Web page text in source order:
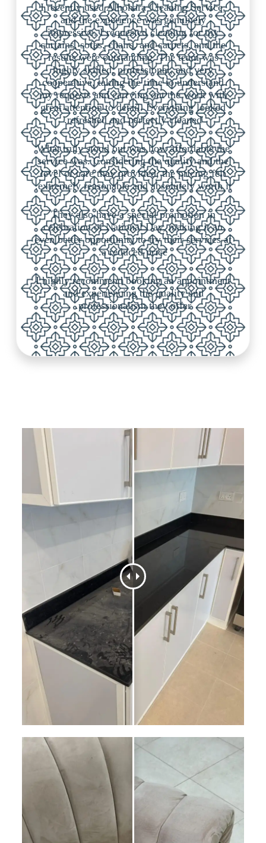
I recently used Alhohara Cleaning Service,
and the experience was genuinely
impressive. I requested cleaning for my
curtains, sofas, chairs, and carpets, and the
results were outstanding. The team was
highly skilled, professional, and very
cooperative, taking the time to understand
my requests and carrying out the work with
great attention to detail. Everything looked
refreshed and perfectly cleaned.
What truly stood out was how affordable the
service was. Considering the quality and the
level of care they provided, the pricing felt
extremely reasonable and absolutely worth it.
They also have a special promotion in
celebration of National Day, making it an
even better opportunity to try their services at
a reduced price.
I highly recommend booking an appointment
and experiencing the quality and
professionalism they offer.